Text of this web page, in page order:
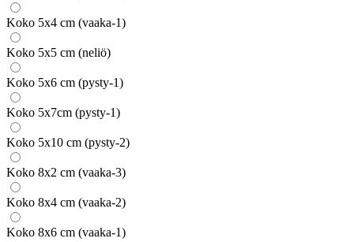
Koko 5x4 cm (vaaka-1)
Koko 5x5 cm (neliö)
Koko 5x6 cm (pysty-1)
Koko 5x7cm (pysty-1)
Koko 5x10 cm (pysty-2)
Koko 8x2 cm (vaaka-3)
Koko 8x4 cm (vaaka-2)
Koko 8x6 cm (vaaka-1)